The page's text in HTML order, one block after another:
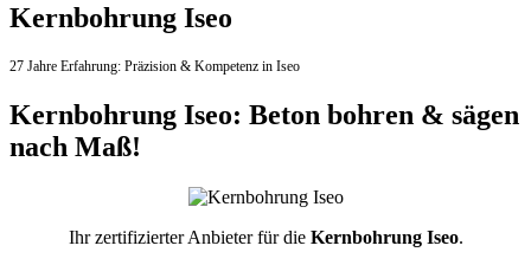
Kernbohrung Iseo
27 Jahre Erfahrung: Präzision & Kompetenz in Iseo
Kernbohrung Iseo: Beton bohren & sägen
nach Maß!
Ihr zertifizierter Anbieter für die Kernbohrung Iseo.